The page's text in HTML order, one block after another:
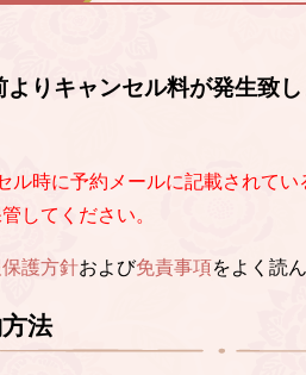
よりキャンセル料が発生致
ル時に予約メールに記載されて
してください。
護方針および免責事項をよく読
法